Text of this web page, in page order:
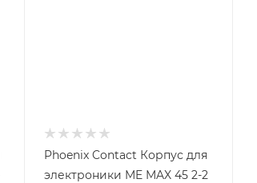
Phoenix Contact Корпус для
электроники ME MAX 45 2-2